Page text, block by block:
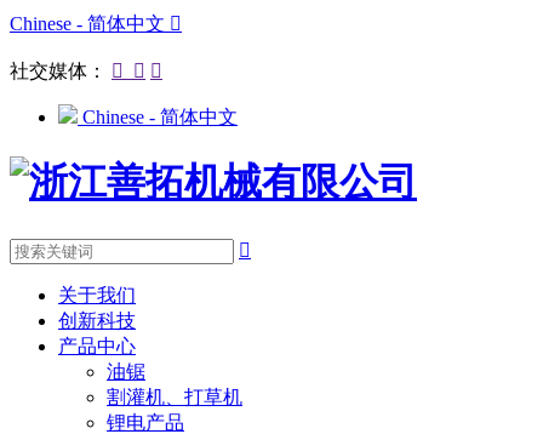
Chinese - 简体中文 
社交媒体：   
Chinese - 简体中文

关于我们
创新科技
产品中心
油锯
割灌机、打草机
锂电产品